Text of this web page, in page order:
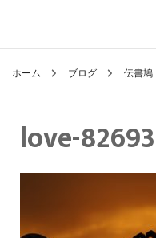
ホーム ブログ 伝書鳩
love-